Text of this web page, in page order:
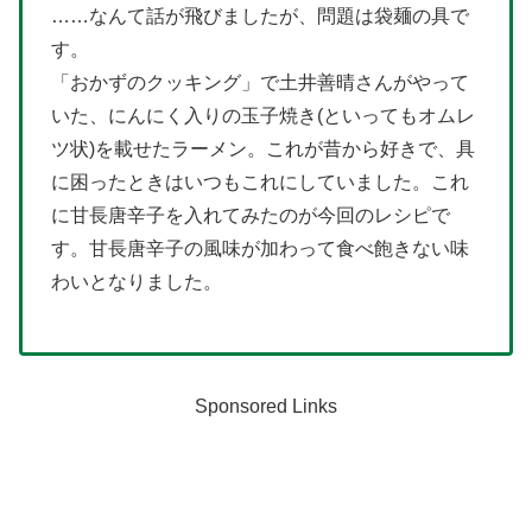
……なんて話が飛びましたが、問題は袋麺の具で
す。
「おかずのクッキング」で土井善晴さんがやって
いた、にんにく入りの玉子焼き(といってもオムレ
ツ状)を載せたラーメン。これが昔から好きで、具
に困ったときはいつもこれにしていました。これ
に甘長唐辛子を入れてみたのが今回のレシピで
す。甘長唐辛子の風味が加わって食べ飽きない味
わいとなりました。
Sponsored Links